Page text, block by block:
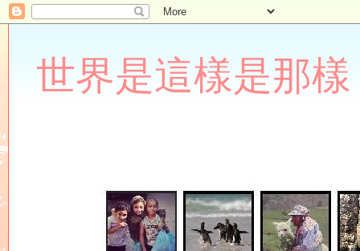
世界是這樣是那樣